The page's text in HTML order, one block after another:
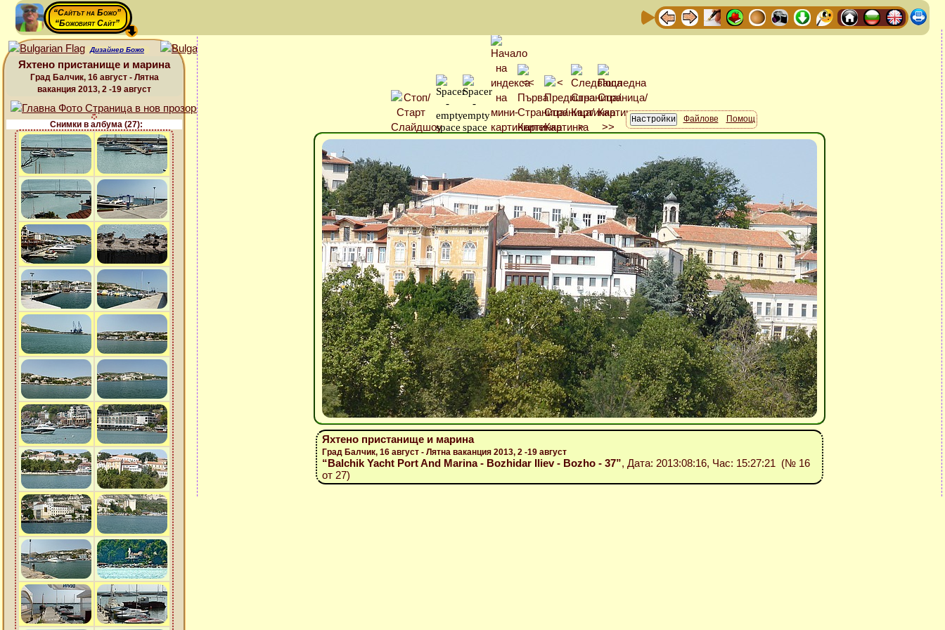
“Сайтът на Божо”
“Божовият Сайт”
Дизайнер Божо
Яхтено пристанище и марина
Град Балчик, 16 август - Лятна
ваканция 2013, 2 -19 август
Снимки в албума (27):
Файлове Помощ
Яхтено пристанище и марина
Град Балчик, 16 август - Лятна ваканция 2013, 2 -19 август
“Balchik Yacht Port And Marina - Bozhidar Iliev - Bozho - 37”, Дата: 2013:08:16, Час: 15:27:21 (№ 16
от 27)